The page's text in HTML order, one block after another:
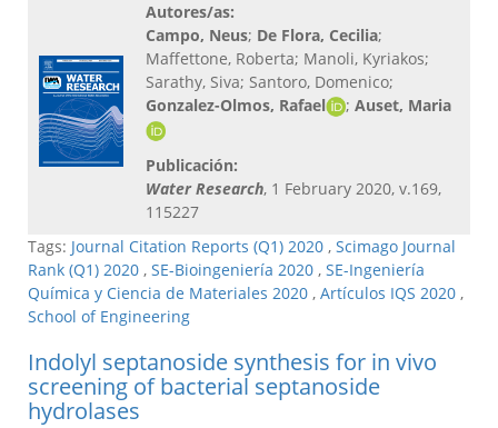
Autores/as:
Campo, Neus; De Flora, Cecilia;
Maffettone, Roberta; Manoli, Kyriakos;
Sarathy, Siva; Santoro, Domenico;
Gonzalez-Olmos, Rafael
; Auset, Maria
Publicación:
Water Research, 1 February 2020, v.169,
115227
Tags: Journal Citation Reports (Q1) 2020 , Scimago Journal
Rank (Q1) 2020 , SE-Bioingeniería 2020 , SE-Ingeniería
Química y Ciencia de Materiales 2020 , Artículos IQS 2020 ,
School of Engineering
Indolyl septanoside synthesis for in vivo
screening of bacterial septanoside
hydrolases